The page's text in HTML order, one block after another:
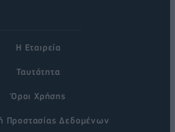
Η Εταιρεία
Ταυτότητα
Όροι Χρήσης
Προστασίας Δεδομένων